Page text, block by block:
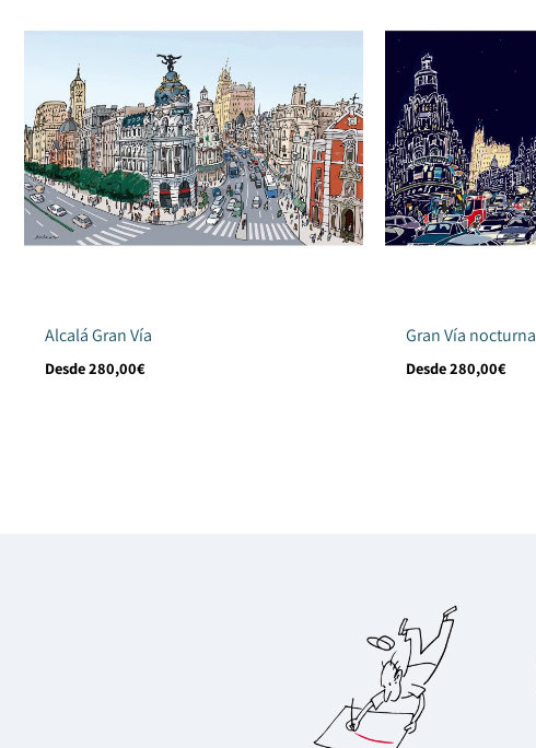
Alcalá Gran Vía
Desde280,00€
Gran Vía nocturna
Desde280,00€